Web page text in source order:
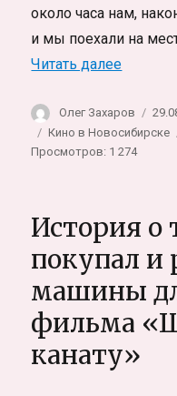
около часа нам,
и мы поехали на
Читать далее«Как я
Автор
Олег Захаров
Метки
Кино в Новосибирске
Просмотров: 1 274
История о
покупал и
машины
фильма
канату»